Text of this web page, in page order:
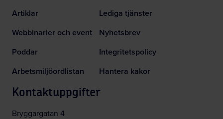
Artiklar
Webbinarier och event
Poddar
Arbetsmiljöordlistan
Lediga tjänster
Nyhetsbrev
Integritetspolicy
Hantera kakor
Kontaktuppgifter
Bryggargatan 4